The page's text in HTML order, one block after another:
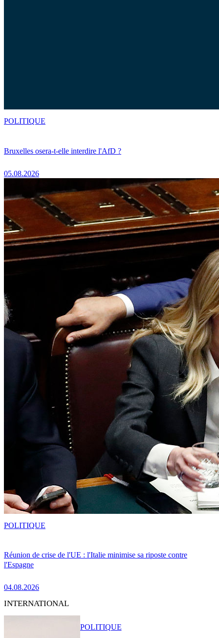
Bruxelles osera-t-elle interdire l'AfD ?
05.08.2026
POLITIQUE
Réunion de crise de l'UE : l'Italie minimise sa riposte contre
l'Espagne
04.08.2026
POLITIQUE
INTERNATIONAL
POLITIQUE